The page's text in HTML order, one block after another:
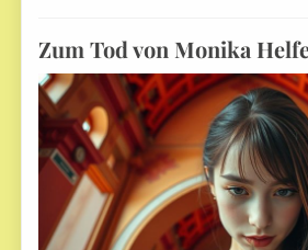
Zum Tod von Monika